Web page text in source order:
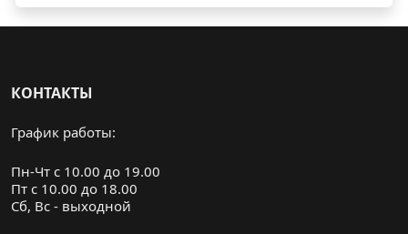
КОНТАКТЫ
График работы:
Пн-Чт с 10.00 до 19.00
Пт с 10.00 до 18.00
Cб, Вс - выходной